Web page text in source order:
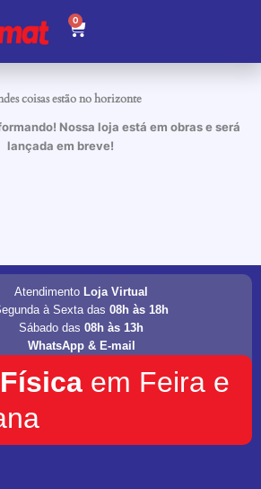
coisas estão no horizonte
Nossa loja está em obras e será
lançada em breve!
Atendimento Loja Virtual
à Sexta das08h às 18h
Sábado das08h às 13h
WhatsApp & E-mail
informat.servicos1@gmail.com
em Feira e
0
Carrinho